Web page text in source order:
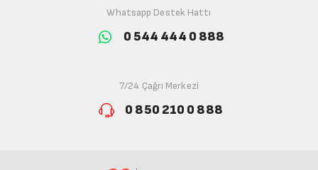
Whatsapp Destek Hattı
0 544 444 0 888
7/24 Çağrı Merkezi
0 850 210 0 888